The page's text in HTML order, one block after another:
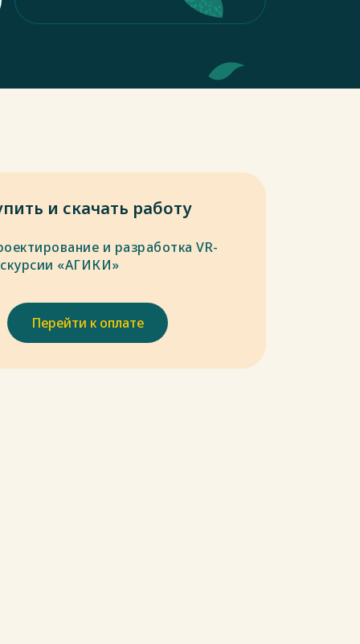
и скачать работу
и разработка VR-
«АГИКИ»
Перейти к оплате